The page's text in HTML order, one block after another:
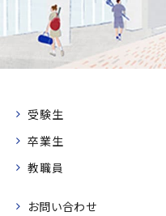
受験生
卒業生
教職員
お問い合わせ